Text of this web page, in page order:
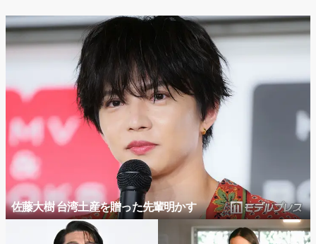
佐藤大樹 台湾土産を贈った先輩明かす